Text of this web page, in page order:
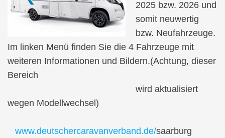
2025 bzw. 2026 und
somit neuwertig
bzw. Neufahrzeuge.
Im linken Menü finden Sie die 4 Fahrzeuge mit
weiteren Informationen und Bildern.(Achtung, dieser
Bereich
wird aktualisiert
wegen Modellwechsel)
www.deutschercaravanverband.de/saarburg